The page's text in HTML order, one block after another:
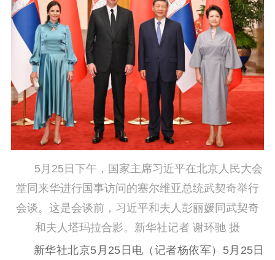
江苏要闻
公示公告
通知公告 信息公开制度
信息公开指南
信息公开年度报
告
政策法规
工作动态
理论武装
理论学习 宣传宣讲 研究阐释
哲学社科
社科强省 工作通知
成果集萃
5月25日下午，国家主席习近平在北京人民大会
堂同来华进行国事访问的塞尔维亚总统武契奇举行
会谈。这是会谈前，习近平和夫人彭丽媛同武契奇
和夫人塔玛拉合影。新华社记者 谢环驰 摄
新华社北京5月25日电（记者杨依军）5月25日